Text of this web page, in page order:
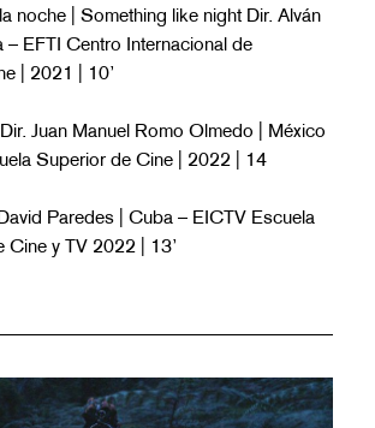
noche | Something like night Dir. Alván
– EFTI Centro Internacional de
| 2021 | 10’
Juan Manuel Romo Olmedo | México
Superior de Cine
| 2022 | 14
Paredes | Cuba – EICTV Escuela
Cine y TV 2022 | 13’